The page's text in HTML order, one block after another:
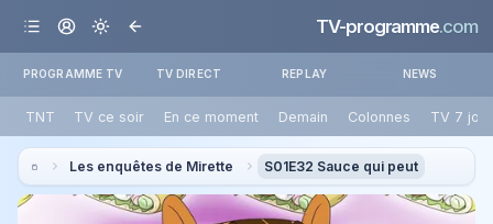
TV-programme.com
PROGRAMME TV TV DIRECT REPLAY NEWS
TNT TV ce soir En ce moment Demain Colonnes TV 7
Les enquêtes de Mirette S01E32 Sauce qui peut